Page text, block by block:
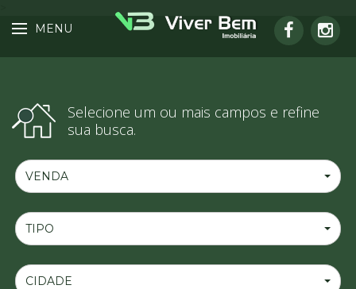
MENU
Selecione um ou mais campos e refine
sua busca.
VENDA
TIPO
CIDADE